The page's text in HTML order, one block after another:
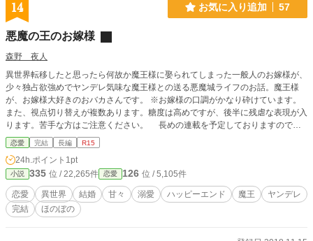
14 お気に入り追加 57
悪魔の王のお嫁様
森野 夜人
異世界転移したと思ったら何故か魔王様に娶られてしまった一般人のお嫁様が、
少々独占欲強めでヤンデレ気味な魔王様との送る悪魔城ライフのお話。魔王様
が、お嫁様大好きのおバカさんです。 ※お嫁様の口調がかなり砕けています。
また、視点切り替えが複数あります。糖度は高めですが、後半に残虐な表現が入
ります。苦手な方はご注意ください。 長めの連載を予定しておりますので、
お時間がございましたらたまに覗いていただけると幸いです。
恋愛 完結 長編 R15
24h.ポイント 1pt
小説 335 位 / 22,265件 恋愛 126 位 / 5,105件
恋愛 異世界 結婚 甘々 溺愛 ハッピーエンド 魔王
ヤンデレ
完結
ほのぼの